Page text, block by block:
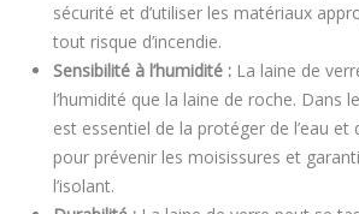
sécurité et d’utiliser les matériaux
tout risque d’incendie.
Sensibilité à l’humidité : La laine de
l’humidité que la laine de roche. Dans
est essentiel de la protéger de l’eau et
pour prévenir les moisissures et
l’isolant.